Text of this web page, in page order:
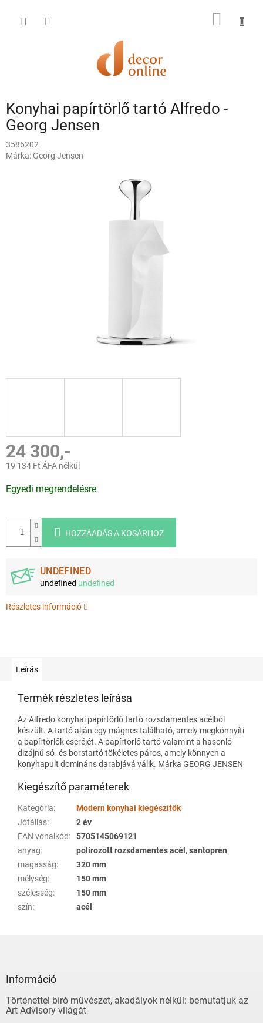
KOSÁR
Konyhai papírtörlő tartó Alfredo -
Georg Jensen
3586202
Márka: Georg Jensen
24 300,-
19 134 Ft ÁFA nélkül
Egyedi megrendelésre
HOZZÁADÁS A KOSÁRHOZ
UNDEFINED
undefined undefined
Részletes információ
Leírás
Termék részletes leírása
Az Alfredo konyhai papírtörlő tartó rozsdamentes acélból
készült. A tartó alján egy mágnes található, amely megkönnyíti
a papírtörlők cseréjét. A papírtörlő tartó valamint a hasonló
dizájnú só- és borstartó tökéletes páros, amely könnyen a
konyhapult domináns darabjává válik. Márka GEORG JENSEN
Kiegészítő paraméterek
Kategória:
Modern konyhai kiegészítők
Jótállás:
2 év
EAN vonalkód:
5705145069121
anyag:
polírozott rozsdamentes acél, santopren
magasság:
320 mm
mélység:
150 mm
szélesség:
150 mm
szín: acél
Információ
Történettel bíró művészet, akadályok nélkül: bemutatjuk az
Art Advisory világát